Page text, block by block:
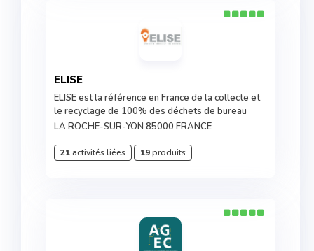
ELISE
ELISE est la référence en France de la collecte et
le recyclage de 100% des déchets de bureau
LA ROCHE-SUR-YON 85000 FRANCE
21activités liées 19produits